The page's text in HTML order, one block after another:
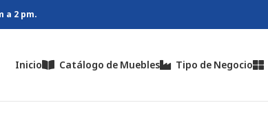
a 2 pm.
Inicio Catálogo de Muebles Tipo de Negocio